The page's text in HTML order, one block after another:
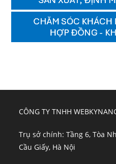
CÔNG TY TNHH
Trụ sở chính: Tầng 6, Tòa
Cầu Giấy, Hà Nội